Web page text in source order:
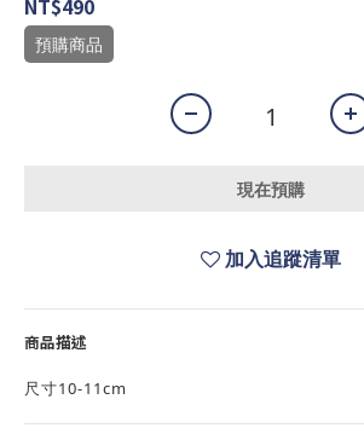
NT$490
預購商品
現在預購
加入追蹤清單
商品描述
尺寸10-11cm